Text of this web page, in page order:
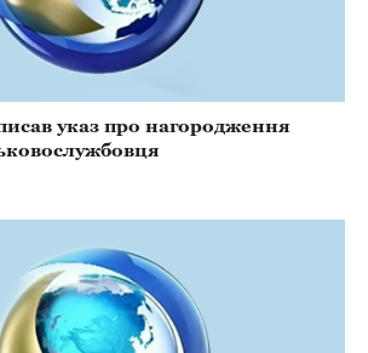
указ про нагородження